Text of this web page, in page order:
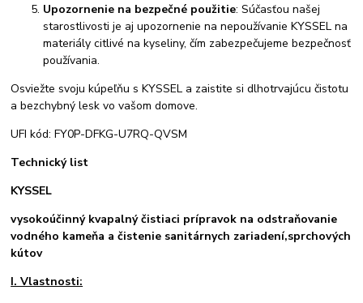
Upozornenie na bezpečné použitie: Súčasťou našej
starostlivosti je aj upozornenie na nepoužívanie KYSSEL na
materiály citlivé na kyseliny, čím zabezpečujeme bezpečnosť
používania.
Osviežte svoju kúpeľňu s KYSSEL a zaistite si dlhotrvajúcu čistotu
a bezchybný lesk vo vašom domove.
UFI kód: FY0P-DFKG-U7RQ-QVSM
Technický list
KYSSEL
vysokoúčinný kvapalný čistiaci prípravok na odstraňovanie
vodného kameňa a čistenie sanitárnych zariadení,sprchových
kútov
I. Vlastnosti: